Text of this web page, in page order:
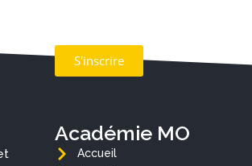
S'inscrire
Académie MO
Accueil